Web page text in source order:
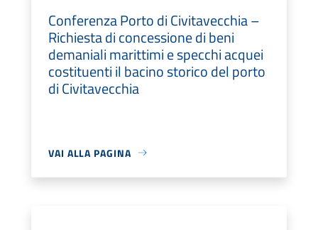
Conferenza Porto di Civitavecchia –
Richiesta di concessione di beni
demaniali marittimi e specchi acquei
costituenti il bacino storico del porto
di Civitavecchia
VAI ALLA PAGINA